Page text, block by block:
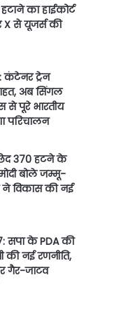
का हाईकोर्ट
से यूजर्स की
कंटेनर ट्रेन
अब सिंगल
से पूरे भारतीय
परिचालन
370 हटने के
बोले जम्मू-
ने विकास की नई
सपा के PDA की
की नई रणनीति,
गैर-जाटव